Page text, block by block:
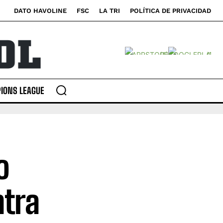
DATO HAVOLINE FSC LA TRI POLÍTICA DE PRIVACIDAD
LEAGUE